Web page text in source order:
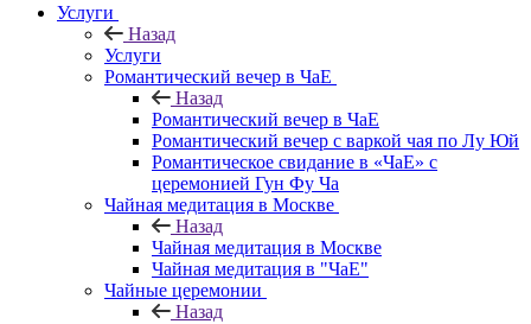
Услуги
Назад
Услуги
Романтический вечер в ЧаЕ
Назад
Романтический вечер в ЧаЕ
Романтический вечер с варкой чая по Лу Юй
Романтическое свидание в «ЧаЕ» с
церемонией Гун Фу Ча
Чайная медитация в Москве
Назад
Чайная медитация в Москве
Чайная медитация в "ЧаЕ"
Чайные церемонии
Назад